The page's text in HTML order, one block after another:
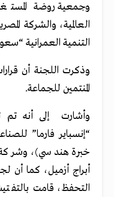
وجمعية روضة
العالمية، والشركة
التنمية العمرانية
المنتمين للجماعة.
وأشارت إلى أنه تم
“إنسباير فارما”
خبرة هندسي)، وشركة
أبراج أزميل، كما أن
التحفظ، قامت